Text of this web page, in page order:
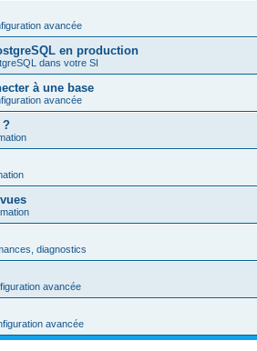
avancée
en production
dans votre SI
à une base
avancée
?
diagnostics
avancée
avancée